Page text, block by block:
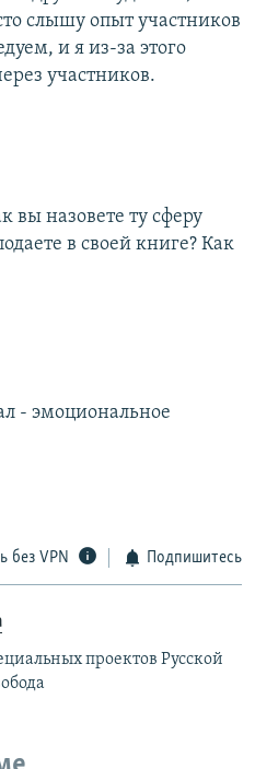
слышу опыт участников
и я из-за этого
участников.
вы назовете ту сферу
в своей книге? Как
- эмоциональное
без VPN Подпишитесь
проектов Русской